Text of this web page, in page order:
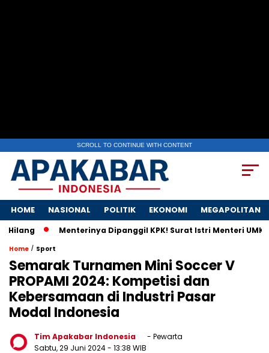
SCROLL TO CONTINUE WITH CONTENT
HOME NASIONAL POLITIK EKONOMI MEGAPOLITAN
Menterinya Dipanggil KPK! Surat Istri Menteri UMKM Viral,
Home / Sport
Semarak Turnamen Mini Soccer V
PROPAMI 2024: Kompetisi dan
Kebersamaan di Industri Pasar
Modal Indonesia
Tim Apakabar Indonesia
- Pewarta
Sabtu, 29 Juni 2024- 13:38 WIB